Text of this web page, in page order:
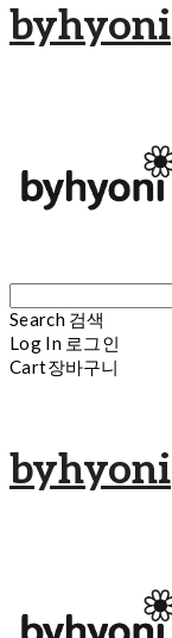
byhyoni
Search 검색
Log In 로그인
Cart장바구니
byhyoni